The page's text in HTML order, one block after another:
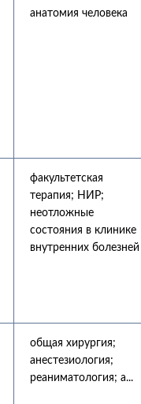
анатомия человека
факультетская
терапия; НИР;
неотложные
состояния в клинике
внутренних болезней
общая хирургия;
анестезиология;
реаниматология; а...